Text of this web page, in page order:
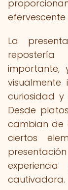
La
importante,
curiosidad y
Desde
cambian de
ciertos
cautivadora.